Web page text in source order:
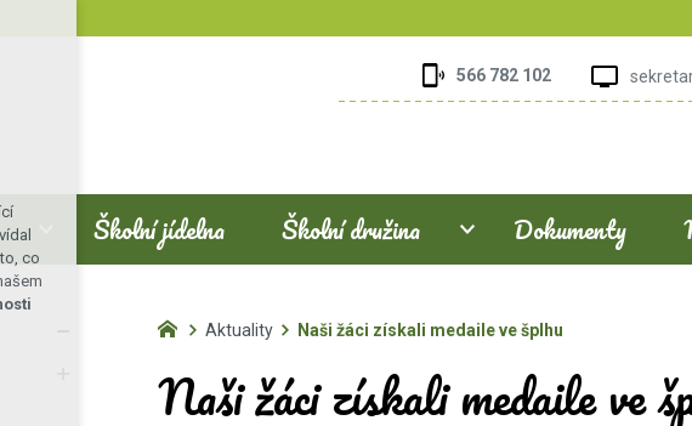
566 782 102
Školní jídelna Školní družina Dokumenty
Aktuality Naši žáci získali medaile ve šplhu
Naši žáci získali medaile ve
co